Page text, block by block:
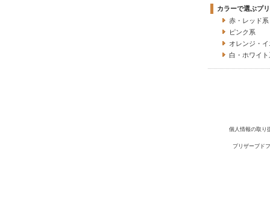
カラーで選ぶプ
赤・レッド系
ピンク系
オレンジ・
白・ホワイ
個人情報の取り
プリザーブド